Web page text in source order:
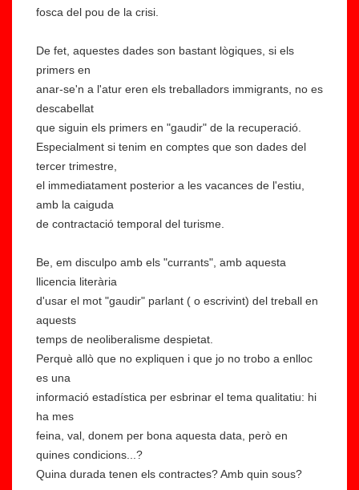
fosca del pou de la crisi.
De fet, aquestes dades son bastant lògiques, si els
primers en
anar-se'n a l'atur eren els treballadors immigrants, no es
descabellat
que siguin els primers en "gaudir" de la recuperació.
Especialment si tenim en comptes que son dades del
tercer trimestre,
el immediatament posterior a les vacances de l'estiu,
amb la caiguda
de contractació temporal del turisme.
Be, em disculpo amb els "currants", amb aquesta
llicencia literària
d'usar el mot "gaudir" parlant ( o escrivint) del treball en
aquests
temps de neoliberalisme despietat.
Perquè allò que no expliquen i que jo no trobo a enlloc
es una
informació estadística per esbrinar el tema qualitatiu: hi
ha mes
feina, val, donem per bona aquesta data, però en
quines condicions...?
Quina durada tenen els contractes? Amb quin sous?